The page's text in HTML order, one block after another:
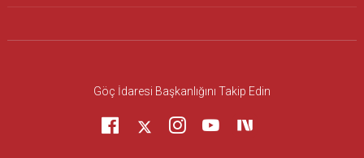
Göç İdaresi Başkanlığını Takip Edin